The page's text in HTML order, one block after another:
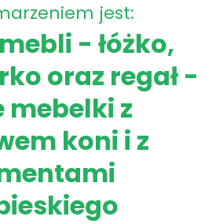
jest:
- łóżko,
oraz regał -
mebelki z
koni i z